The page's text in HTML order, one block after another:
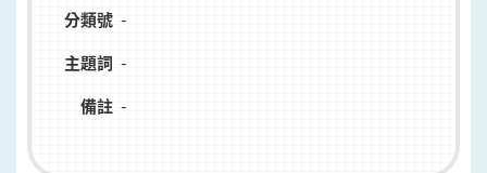
分類號 -
主題詞 -
備註 -